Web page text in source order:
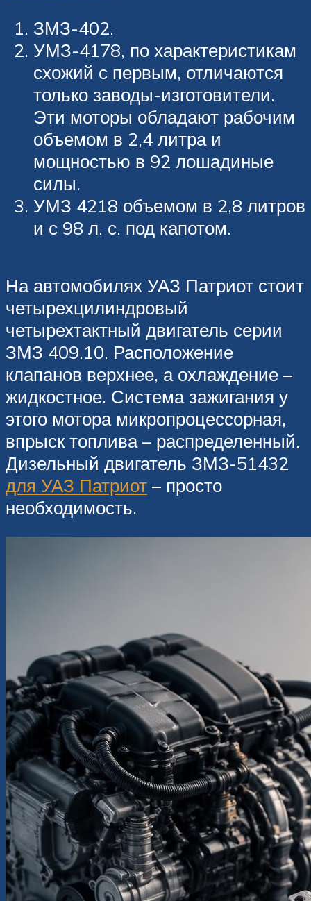
ЗМЗ-402.
УМЗ-4178, по характеристикам
схожий с первым, отличаются
только заводы-изготовители.
Эти моторы обладают рабочим
объемом в 2,4 литра и
мощностью в 92 лошадиные
силы.
УМЗ 4218 объемом в 2,8 литров
и с 98 л. с. под капотом.
На автомобилях УАЗ Патриот стоит
четырехцилиндровый
четырехтактный двигатель серии
ЗМЗ 409.10. Расположение
клапанов верхнее, а охлаждение –
жидкостное. Система зажигания у
этого мотора микропроцессорная,
впрыск топлива – распределенный.
Дизельный двигатель ЗМЗ-51432
для УАЗ Патриот – просто
необходимость.